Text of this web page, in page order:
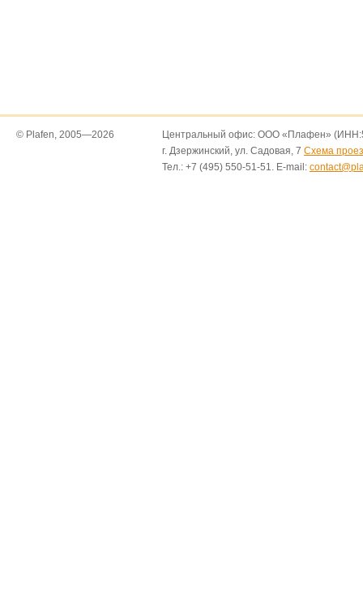
© Plafen, 2005—2026
Центральный офис: ООО «Плафен»
г. Дзержинский, ул. Садовая, 7 Схема
Тел.: +7 (495) 550-51-51. E-mail: